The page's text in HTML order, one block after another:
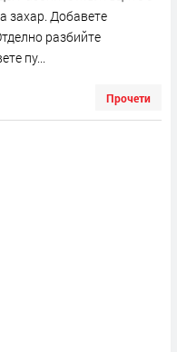
захар. Добавете
разбийте
пу...
Прочети